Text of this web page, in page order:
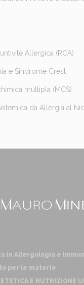
Allergica (RCA)
e Sindrome Crest
multipla (MCS)
da Allergia al
in Allergologia e
per le materie
E NUTRIZIONE